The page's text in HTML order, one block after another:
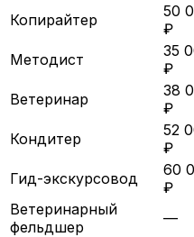
Копирайтер
50
₽
Методист
35
₽
Ветеринар
38
₽
Кондитер
52
₽
Гид-экскурсовод
60
₽
Ветеринарный
фельдшер
—